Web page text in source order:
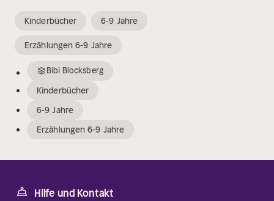
Kinderbücher 6-9 Jahre
Erzählungen 6-9 Jahre
Bibi Blocksberg
Kinderbücher
6-9 Jahre
Erzählungen 6-9 Jahre
Hilfe und Kontakt